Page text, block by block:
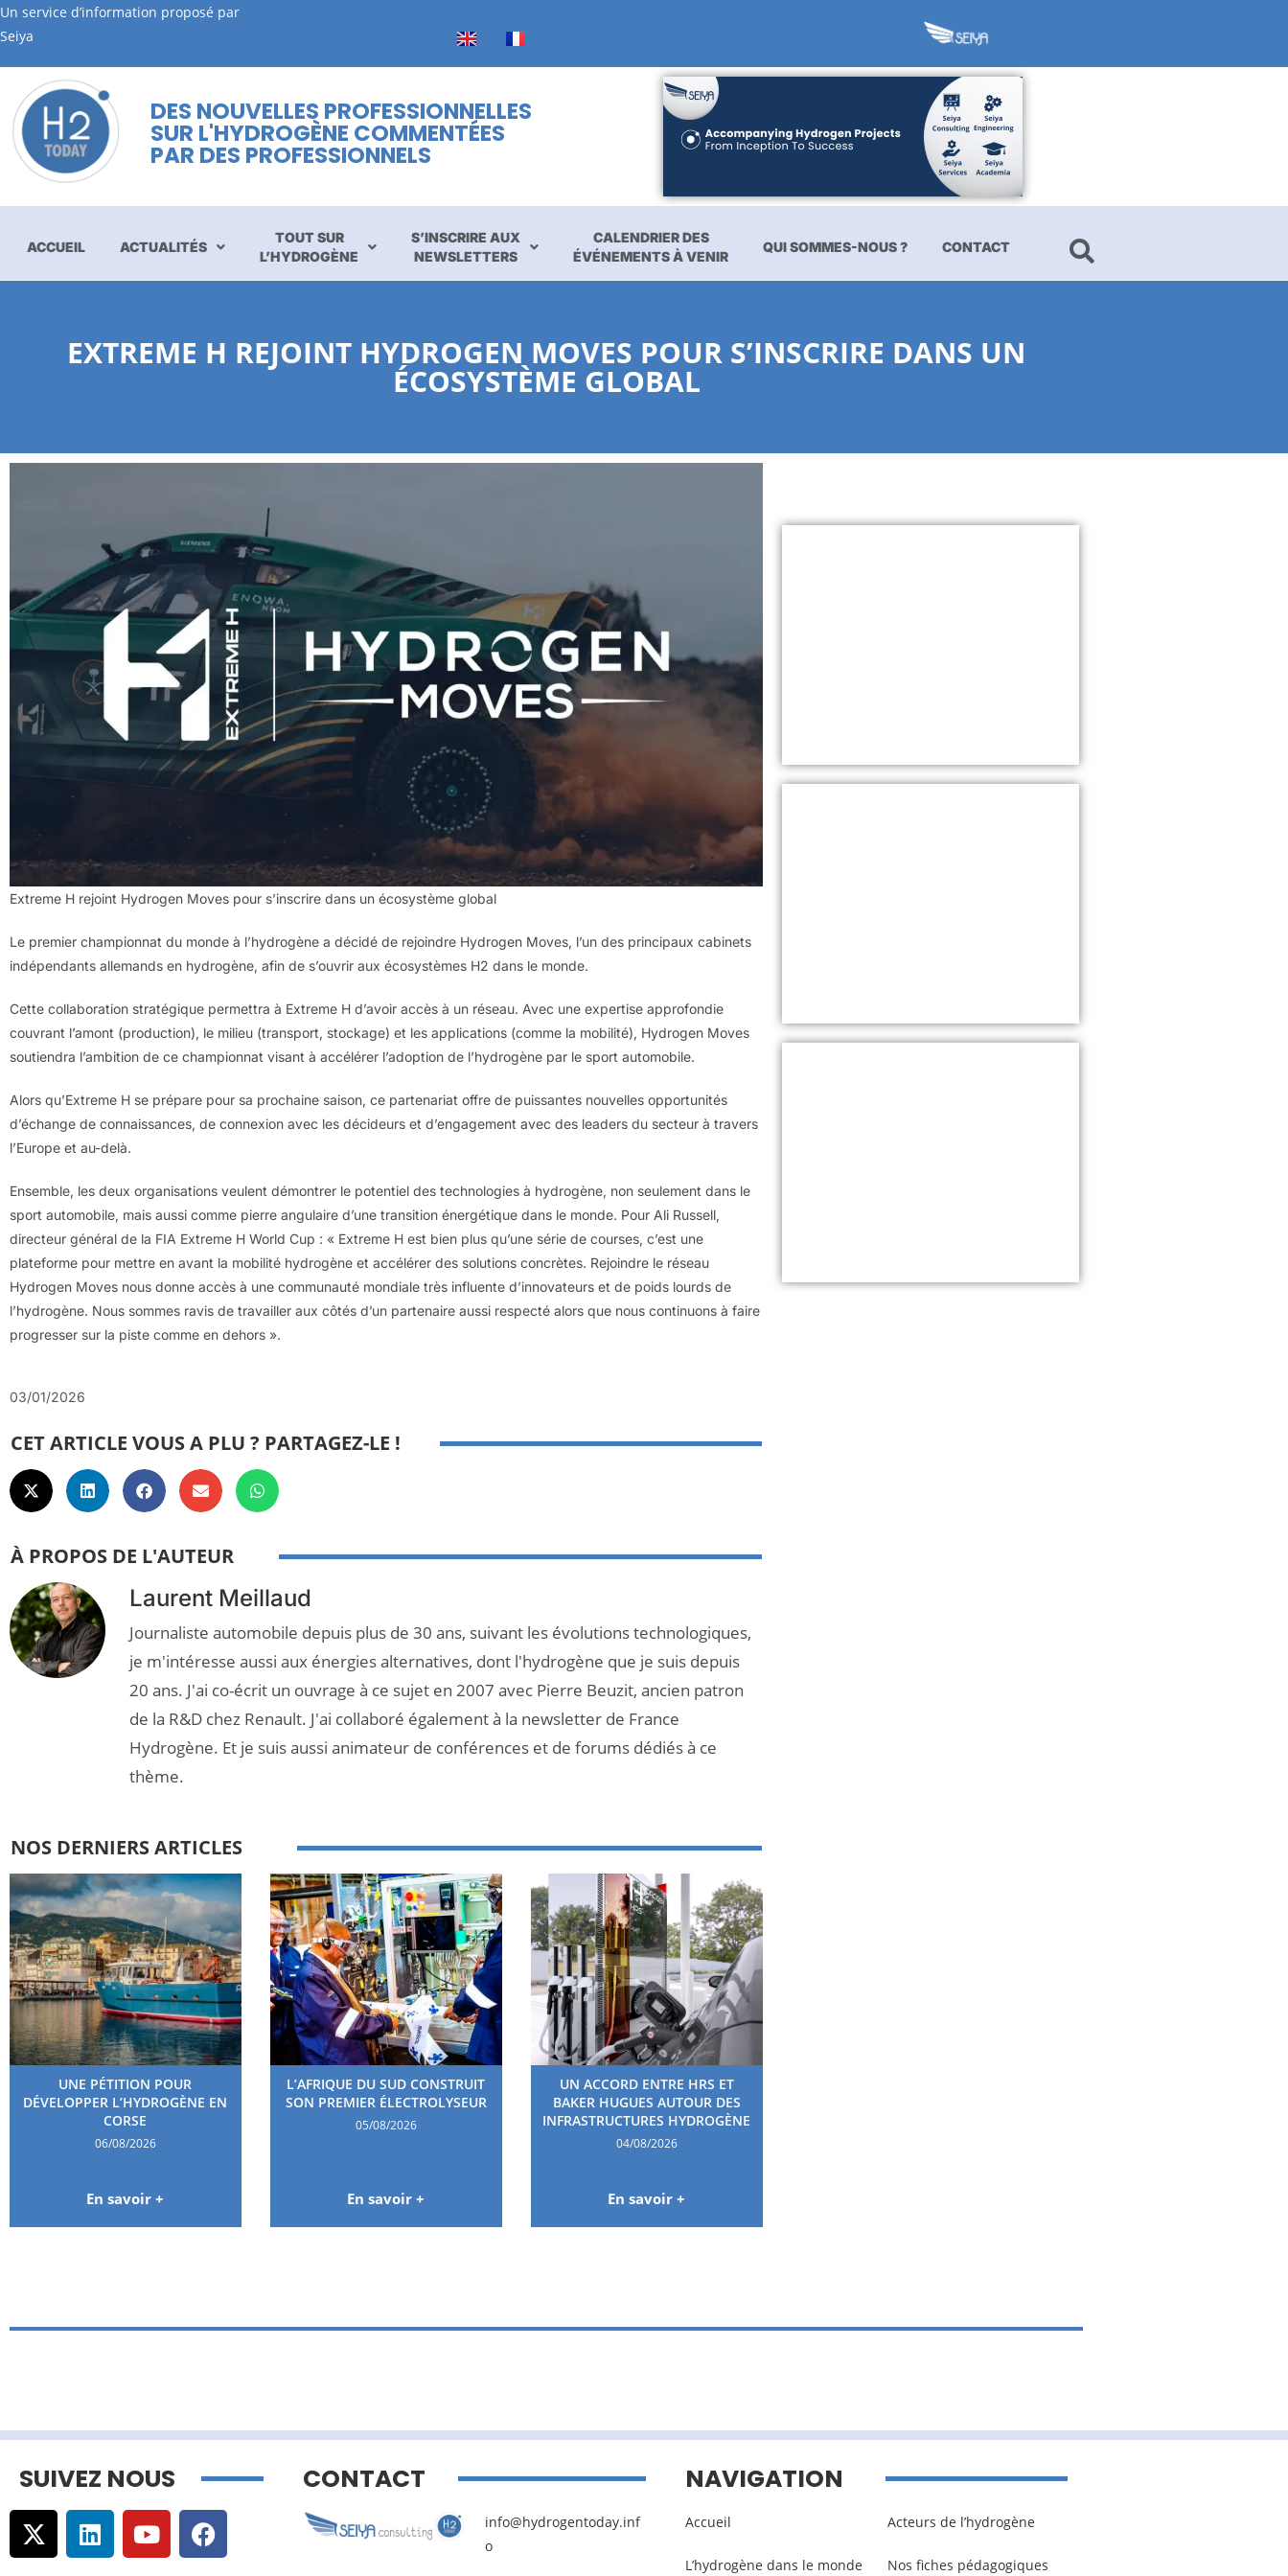
Un service d’information proposé par
Seiya
DES NOUVELLES PROFESSIONNELLES
SUR L'HYDROGÈNE COMMENTÉES
PAR DES PROFESSIONNELS
ACCUEIL ACTUALITÉS
TOUT SUR
L’HYDROGÈNE
S’INSCRIRE AUX
NEWSLETTERS
CALENDRIER DES
ÉVÉNEMENTS À VENIR
QUI SOMMES-NOUS ? CONTACT
EXTREME H REJOINT HYDROGEN MOVES POUR S’INSCRIRE DANS UN
ÉCOSYSTÈME GLOBAL
Extreme H rejoint Hydrogen Moves pour s’inscrire dans un écosystème global
Le premier championnat du monde à l’hydrogène a décidé de rejoindre Hydrogen Moves, l’un des principaux cabinets
indépendants allemands en hydrogène, afin de s’ouvrir aux écosystèmes H2 dans le monde.
Cette collaboration stratégique permettra à Extreme H d’avoir accès à un réseau. Avec une expertise approfondie
couvrant l’amont (production), le milieu (transport, stockage) et les applications (comme la mobilité), Hydrogen Moves
soutiendra l’ambition de ce championnat visant à accélérer l’adoption de l’hydrogène par le sport automobile.
Alors qu’Extreme H se prépare pour sa prochaine saison, ce partenariat offre de puissantes nouvelles opportunités
d’échange de connaissances, de connexion avec les décideurs et d’engagement avec des leaders du secteur à travers
l’Europe et au-delà.
Ensemble, les deux organisations veulent démontrer le potentiel des technologies à hydrogène, non seulement dans le
sport automobile, mais aussi comme pierre angulaire d’une transition énergétique dans le monde. Pour Ali Russell,
directeur général de la FIA Extreme H World Cup : « Extreme H est bien plus qu’une série de courses, c’est une
plateforme pour mettre en avant la mobilité hydrogène et accélérer des solutions concrètes. Rejoindre le réseau
Hydrogen Moves nous donne accès à une communauté mondiale très influente d’innovateurs et de poids lourds de
l’hydrogène. Nous sommes ravis de travailler aux côtés d’un partenaire aussi respecté alors que nous continuons à faire
progresser sur la piste comme en dehors ».
03/01/2026
CET ARTICLE VOUS A PLU ? PARTAGEZ-LE !
À PROPOS DE L'AUTEUR
Laurent Meillaud
Journaliste automobile depuis plus de 30 ans, suivant les évolutions technologiques,
je m'intéresse aussi aux énergies alternatives, dont l'hydrogène que je suis depuis
20 ans. J'ai co-écrit un ouvrage à ce sujet en 2007 avec Pierre Beuzit, ancien patron
de la R&D chez Renault. J'ai collaboré également à la newsletter de France
Hydrogène. Et je suis aussi animateur de conférences et de forums dédiés à ce
thème.
NOS DERNIERS ARTICLES
UNE PÉTITION POUR
DÉVELOPPER L’HYDROGÈNE EN
CORSE
06/08/2026
En savoir +
L’AFRIQUE DU SUD CONSTRUIT
SON PREMIER ÉLECTROLYSEUR
05/08/2026
En savoir +
UN ACCORD ENTRE HRS ET
BAKER HUGUES AUTOUR DES
INFRASTRUCTURES HYDROGÈNE
04/08/2026
En savoir +
SUIVEZ NOUS CONTACT
info@hydrogentoday.inf
o
NAVIGATION
Accueil
L’hydrogène dans le monde
Acteurs de l’hydrogène
Nos fiches pédagogiques